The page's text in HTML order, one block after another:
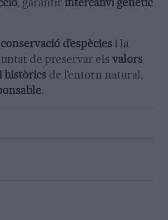
conservació d’espècies i la
de preservar els valors
històrics de l’entorn natural,
.